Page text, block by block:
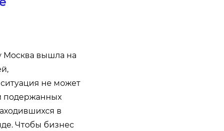
Москва вышла на
не может
подержанных
в
Чтобы бизнес